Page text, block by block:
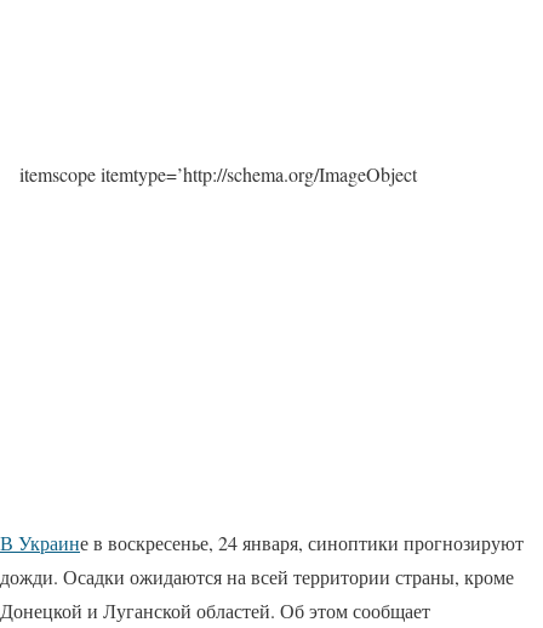
itemscope itemtype=’http://schema.org/ImageObject
В Украине в воскресенье, 24 января, синоптики прогнозируют
дожди. Осадки ожидаются на всей территории страны, кроме
Донецкой и Луганской областей. Об этом сообщает